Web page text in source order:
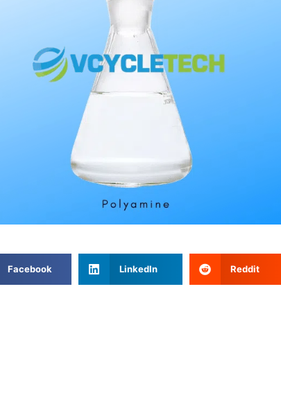
Facebook LinkedIn Reddit